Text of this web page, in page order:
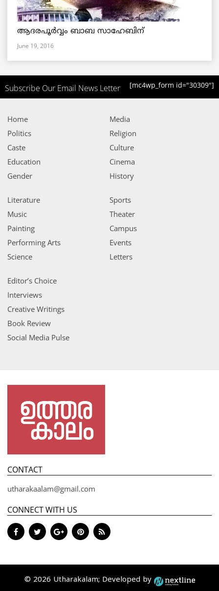
ആദരപൂര്‍വ്വം ബാബ സാഹേബിന്
June 19, 2016
Subscribe Our Email News Letter [mc4wp_form id="30309"]
Home
Politics
Caste
Education
Gender
Media
Religion
Culture
Cinema
History
Literature
Music
Painting
Performing Arts
Science
Sports
Theater
Campus
Events
Letters
Editor’s Choice
Interviews
Creative Writings
Book Review
Social Media Pulse
CONTACT
utharakaalam@gmail.com
CONNECT WITH US
© 2026 Utharakalam; Developed by